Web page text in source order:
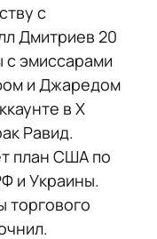
с
Дмитриев 20
с эмиссарами
и Джаредом
в X
Равид.
план США по
и Украины.
торгового